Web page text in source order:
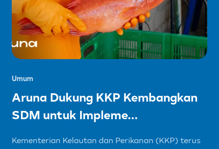
Umum
Aruna Dukung KKP Kembangkan
SDM untuk Impleme...
Kementerian Kelautan dan Perikanan (KKP) terus